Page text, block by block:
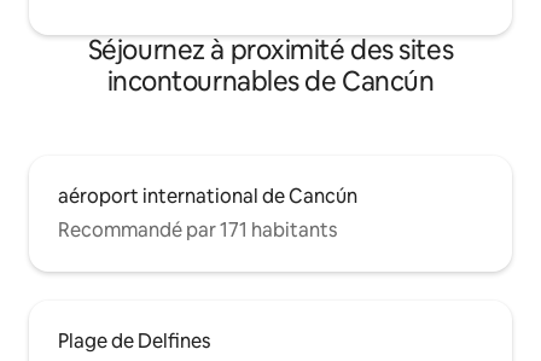
Séjournez à proximité des sites
incontournables de Cancún
aéroport international de Cancún
Recommandé par 171 habitants
Plage de Delfines